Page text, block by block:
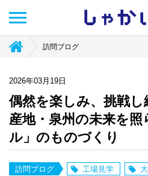
しゃか
訪問ブログ
2026年03月19日
偶然を楽しみ、挑戦
産地・泉州の未来を照
ル」のものづくり
訪問ブログ 工場見学